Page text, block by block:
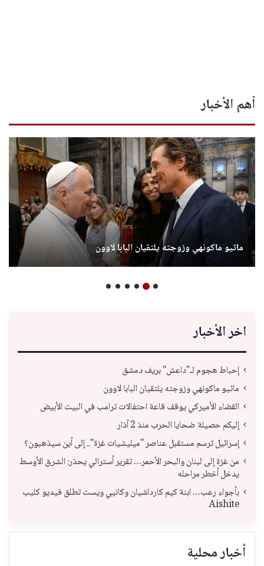
أهم الأخبار
ماثيو ماكونهي وزوجته يلتقيان البابا لاوون
اخر الأخبار
إحباط هجوم لـ"داعش" بريف دمشق
ماثيو ماكونهي وزوجته يلتقيان البابا لاوون
القضاء الأميركي يوقف قاعة احتفالات ترامب في البيت الأبيض
إليكم حصيلة ضحايا الحرب منذ 2 آذار
إسرائيل ترسم مستقبل عناصر "ميليشيات غزة".. إلى أين سيذهبون؟
من غزة إلى لبنان والبحر الأحمر… تقرير أسترالي يحذر: الشرق الأوسط
يدخل أخطر مراحله
بأجواء رعب… ابنة كيم كارداشيان وكانيي ويست تطلق فيديو كليب
Aishite
أخبار محلية